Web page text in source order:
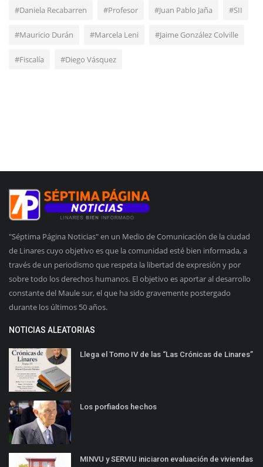
#Daniela Recabarren #Profesor #Juan Pablo Jaña #SII
#Mauricio Durán #Marcela Leni #Jaime González Colville
#Fiscalía #Diego Vásquez
"Séptima Página Noticias" en un Medio de Comunicación de la ciudad
de Linares cuyo objetivo es que la comunidad esté bien informada, a
través de un periodismo que respeta la libertad de expresión y por
sobre todo los derechos humanos. El objetivo es aportar al desarrollo
constante del Maule sur, el que ha sido gravemente postergado
durante los últimos 50 años.
NOTICIAS ALEATORIAS
Llega el Tomo IV de las “Las Crónicas de Linares”
Los porfiados hechos
MINVU y SERVIU iniciaron evaluación de viviendas